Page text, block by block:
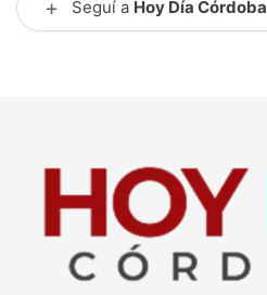
+ Seguí a Hoy Día Córdoba